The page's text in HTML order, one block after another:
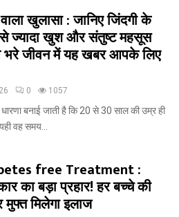
खुलासा : जानिए जिंदगी के
ज्यादा खुश और संतुष्ट महसूस
भरे जीवन में यह खबर आपके लिए
0 1057
बनाई जाती है कि 20 से 30 साल की उम्र ही
वह समय...
free Treatment :
का बड़ा प्रहार! हर बच्चे की
मुफ्त मिलेगा इलाज